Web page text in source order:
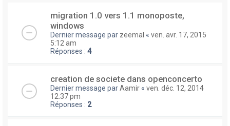
migration 1.0 vers 1.1 monoposte,
windows
Dernier message par zeemal « ven. avr. 17, 2015
5:12 am
Réponses : 4
creation de societe dans openconcerto
Dernier message parAamir « ven. déc. 12, 2014
12:37 pm
Réponses : 2